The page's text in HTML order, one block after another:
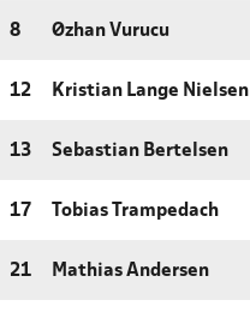
8 Øzhan Vurucu
12 Kristian Lange Nielsen
13 Sebastian Bertelsen
17 Tobias Trampedach
21 Mathias Andersen